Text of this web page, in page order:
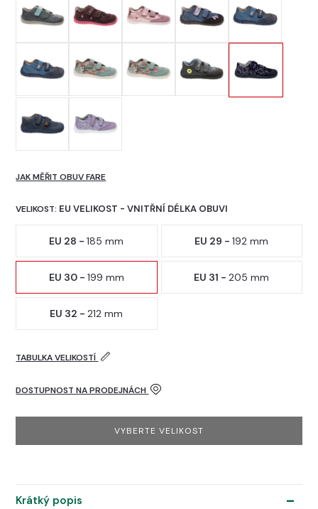
VELIKOST: EU VELIKOST - VNITŘNÍ DÉLKA OBUVI
JAK MĚŘIT OBUV FARE
EU 28 -185 mm EU 29 -192 mm
EU 30 - 199 mm EU 31 -205 mm
EU 32 -212 mm
TABULKA VELIKOSTÍ
DOSTUPNOST NA PRODEJNÁCH
VYBERTE VELIKOST
Krátký popis